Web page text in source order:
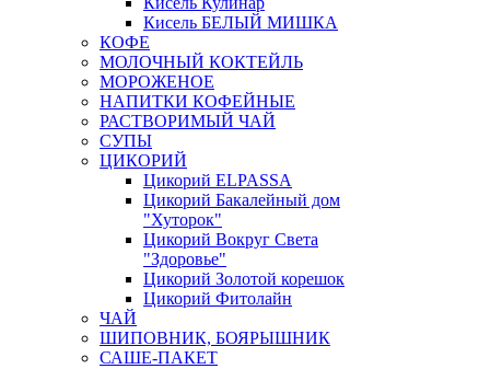
Кисель БЕЛЫЙ МИШКА
КОФЕ
МОЛОЧНЫЙ КОКТЕЙЛЬ
МОРОЖЕНОЕ
НАПИТКИ КОФЕЙНЫЕ
РАСТВОРИМЫЙ ЧАЙ
СУПЫ
ЦИКОРИЙ
Цикорий ELPASSA
Цикорий Бакалейный дом
"Хуторок"
Цикорий Вокруг Света
"Здоровье"
Цикорий Золотой корешок
Цикорий Фитолайн
ЧАЙ
ШИПОВНИК, БОЯРЫШНИК
САШЕ-ПАКЕТ